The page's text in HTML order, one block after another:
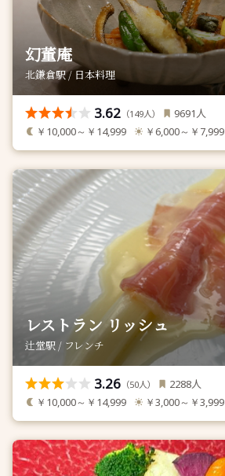
幻董庵
北鎌倉駅 / 日本料理
3.62 （149人） 9691 人
￥10,000～￥14,999 ￥6,000～￥7,999
レストラン リッシュ
辻堂駅 / フレンチ
3.26 （50人） 2288人
￥10,000～￥14,999 ￥3,000～￥3,999